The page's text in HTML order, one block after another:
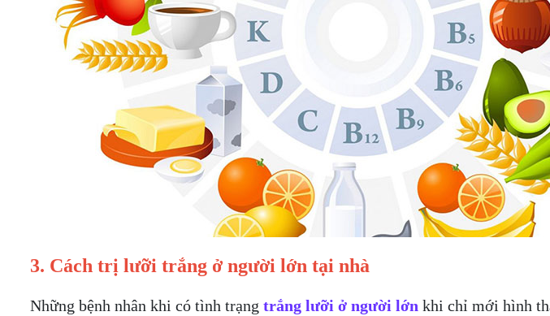
3. Cách trị lưỡi trắng ở người lớn tại nhà
Những bệnh nhân khi có tình trạng trắng lưỡi ở người lớn khi chỉ mới hình